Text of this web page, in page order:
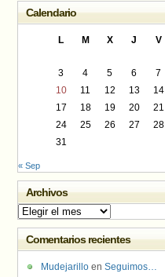
Calendario
L M X J V
3
4 5 6 7
10
11 12 13 14
17
18 19 20 21
24
25 26 27 28
31
« Sep
Archivos
Archivos
Comentarios recientes
Mudejarillo en Seguimos…